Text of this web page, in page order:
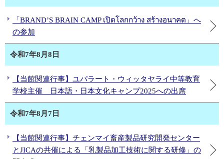
「BRAND’S BRAIN CAMP เปิดโลกกว้าง สร้างอนาคต」へ
の参加
令和7年8月8日
【当館関連行事】ユパラート・ウィッタヤライ中等教育
学校主催 日本語・日本文化キャンプ2025への出席
令和7年8月7日
【当館関連行事】チェンマイ畜産製品研究開発センター
とJICAの共催による「乳製品加工技術に関する研修」の